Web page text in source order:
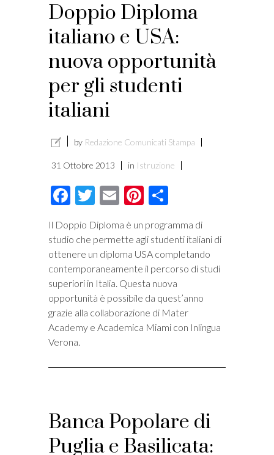
Doppio Diploma
italiano e USA:
nuova opportunità
per gli studenti
italiani
by Redazione Comunicati Stampa
31 Ottobre 2013 in Istruzione
Facebook
Twitter
EmailPinterest
Il Doppio Diploma è un programma di
studio che permette agli studenti italiani di
ottenere un diploma USA completando
contemporaneamente il percorso di studi
superiori in Italia. Questa nuova
opportunità è possibile da quest’anno
grazie alla collaborazione di Mater
Academy e Academica Miami con Inlingua
Verona.
Banca Popolare di
Puglia e Basilicata: